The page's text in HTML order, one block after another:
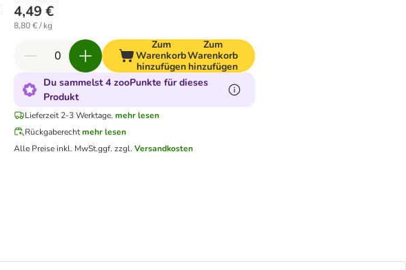
4,49 €
8,80 € / kg
Zum
Warenkorb
hinzufügen
Zum
Warenkorb
hinzufügen
Du sammelst 4 zooPunkte für dieses
Produkt
Lieferzeit 2-3 Werktage. mehr lesen
Rückgaberechtmehr lesen
Alle Preise inkl. MwSt.ggf. zzgl.Versandkosten